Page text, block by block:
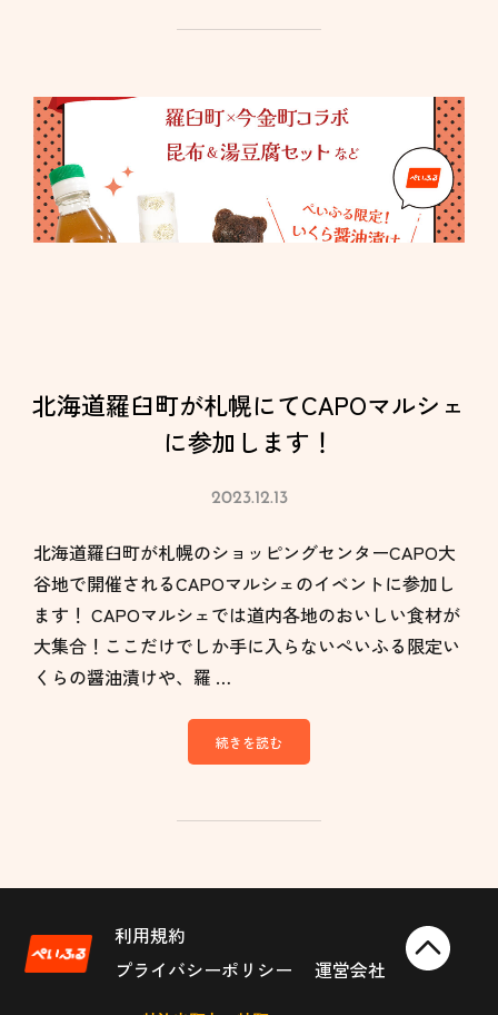
北海道羅臼町が札幌にてCAPOマルシェ
に参加します！
2023.12.13
北海道羅臼町が札幌のショッピングセンターCAPO大
谷地で開催されるCAPOマルシェのイベントに参加し
ます！ CAPOマルシェでは道内各地のおいしい食材が
大集合！ここだけでしか手に入らないぺいふる限定い
くらの醤油漬けや、羅 …
続きを読む
利用規約
プライバシーポリシー
運営会社